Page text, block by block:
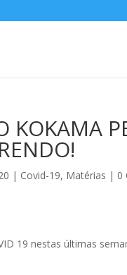
KOKAMA
| Covid-19, Matérias | 0
19 nestas últimas